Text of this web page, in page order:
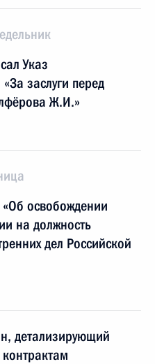
Указ
заслуги перед
Ж.И.»
«Об освобождении
на должность
дел Российской
детализирующий